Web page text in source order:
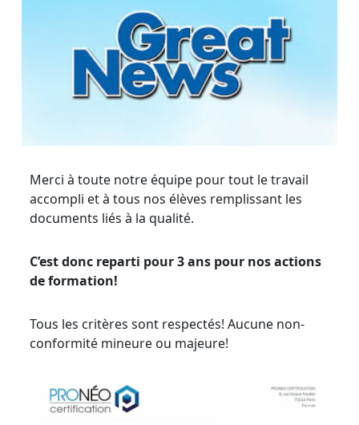
Merci à toute notre équipe pour tout le travail
accompli et à tous nos élèves remplissant les
documents liés à la qualité.
C’est donc reparti pour 3 ans pour nos actions
de formation!
Tous les critères sont respectés! Aucune non-
conformité mineure ou majeure!